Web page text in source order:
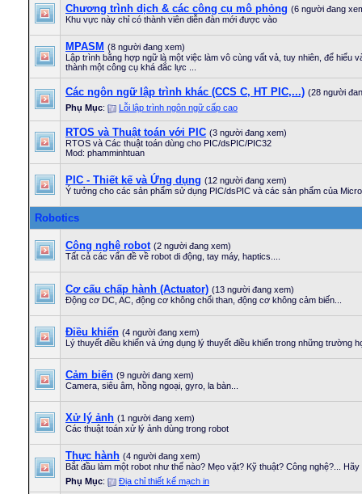
Chương trình dịch & các công cụ mô phỏng (6 người đang
Khu vực này chỉ có thành viên diễn đàn mới được vào
MPASM (8 người đang xem)
Lập trình bằng hợp ngữ là một việc làm vô cùng vất vả, tuy nhiên, để hiểu
thành một công cụ khá đắc lực ...
Các ngôn ngữ lập trình khác (CCS C, HT PIC,...) (28 người
Phụ Mục: Lỗi lập trình ngôn ngữ cấp cao
RTOS và Thuật toán với PIC (3 người đang xem)
RTOS và Các thuật toán dùng cho PIC/dsPIC/PIC32
Mod: phamminhtuan
PIC - Thiết kế và Ứng dụng (12 người đang xem)
Ý tưởng cho các sản phẩm sử dụng PIC/dsPIC và các sản phẩm của
Robotics
Công nghệ robot (2 người đang xem)
Tất cả các vấn đề về robot di động, tay máy, haptics....
Cơ cấu chấp hành (Actuator) (13 người đang xem)
Động cơ DC, AC, động cơ không chổi than, động cơ không cảm biến...
Điều khiển (4 người đang xem)
Lý thuyết điều khiển và ứng dụng lý thuyết điều khiển trong những trường
Cảm biến (9 người đang xem)
Camera, siêu âm, hồng ngoại, gyro, la bàn...
Xử lý ảnh (1 người đang xem)
Các thuật toán xử lý ảnh dùng trong robot
Thực hành (4 người đang xem)
Bắt đầu làm một robot như thế nào? Mẹo vặt? Kỹ thuật? Công nghệ?...
Phụ Mục: Địa chỉ thiết kế mạch in